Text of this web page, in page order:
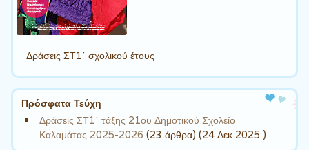
Δράσεις ΣΤ1΄ σχολικού έτους
Πρόσφατα Τεύχη
Δράσεις ΣΤ1΄ τάξης 21ου Δημοτικού Σχολείο
Καλαμάτας 2025-2026 (23 άρθρα) (24 Δεκ 2025 )